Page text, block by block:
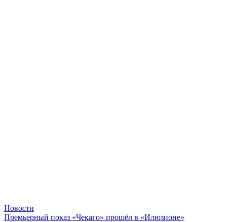
Новости
Премьерный показ «Чекаго» прошёл в «Илюзионе»